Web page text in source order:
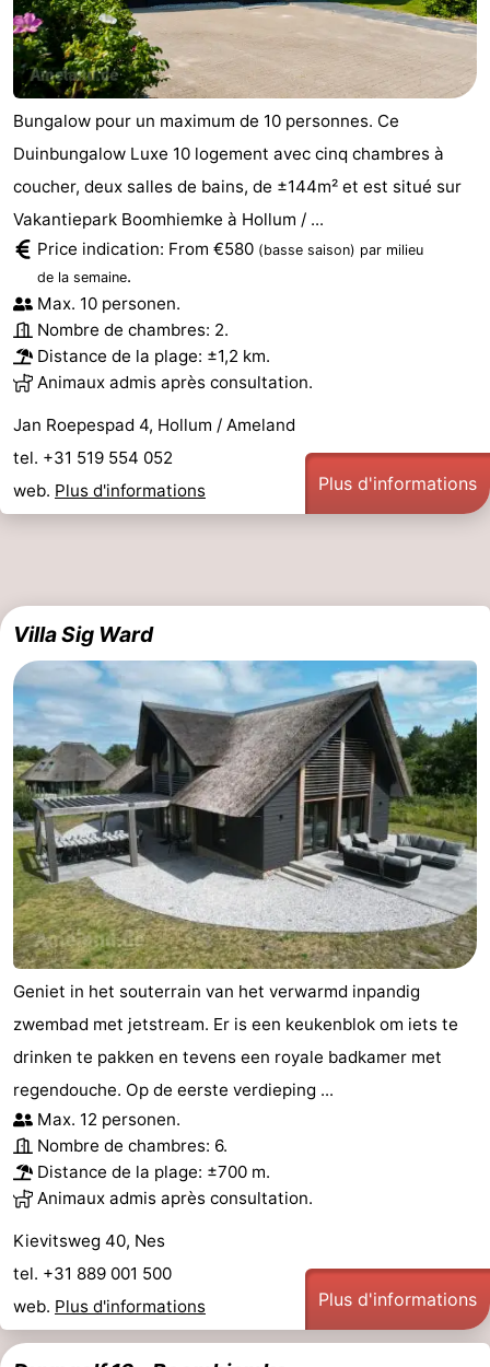
Bungalow pour un maximum de 10 personnes. Ce
Duinbungalow Luxe 10 logement avec cinq chambres à
coucher, deux salles de bains, de ±144m² et est situé sur
Vakantiepark Boomhiemke à Hollum / ...
Price indication: From €580 (basse saison) par milieu
de la semaine.
Max. 10 personen.
Nombre de chambres: 2.
Distance de la plage: ±1,2 km.
Animaux admis après consultation.
Jan Roepespad 4, Hollum / Ameland
tel. +31 519 554 052
web. Plus d'informations Plus d'informations
Villa Sig Ward
Geniet in het souterrain van het verwarmd inpandig
zwembad met jetstream. Er is een keukenblok om iets te
drinken te pakken en tevens een royale badkamer met
regendouche. Op de eerste verdieping ...
Max. 12 personen.
Nombre de chambres: 6.
Distance de la plage: ±700 m.
Animaux admis après consultation.
Kievitsweg 40, Nes
tel. +31 889 001 500
web. Plus d'informations Plus d'informations